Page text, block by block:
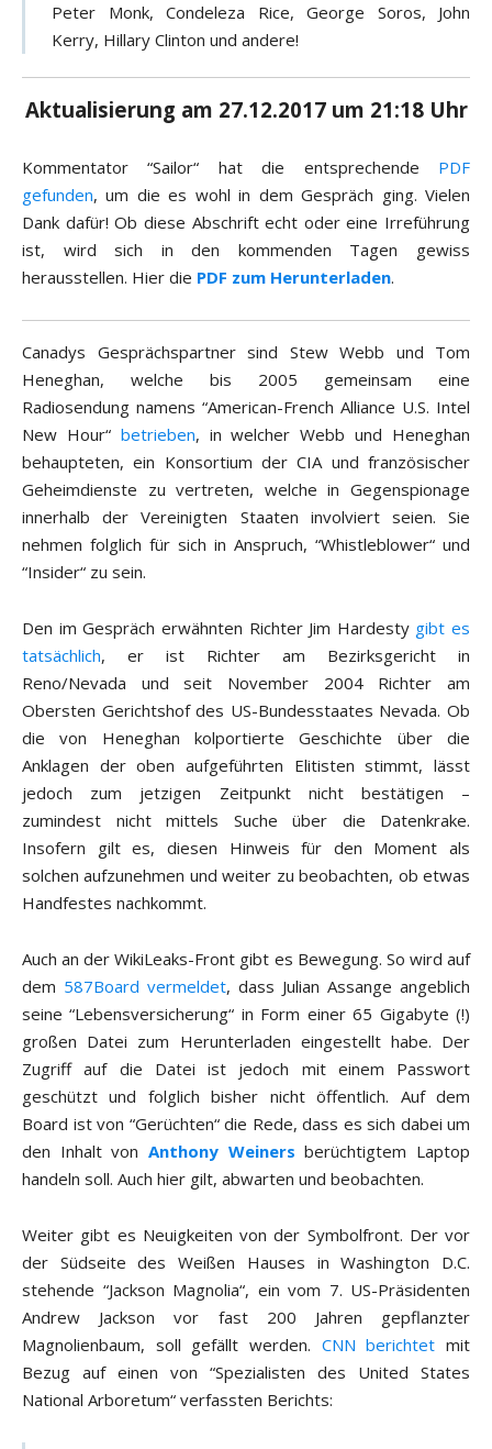
Peter Monk, Condeleza Rice, George Soros, John
Kerry, Hillary Clinton und andere!
Aktualisierung am 27.12.2017 um 21:18 Uhr
Kommentator “Sailor“ hat die entsprechende PDF
gefunden, um die es wohl in dem Gespräch ging. Vielen
Dank dafür! Ob diese Abschrift echt oder eine Irreführung
ist, wird sich in den kommenden Tagen gewiss
herausstellen. Hier die PDF zum Herunterladen.
Canadys Gesprächspartner sind Stew Webb und Tom
Heneghan, welche bis 2005 gemeinsam eine
Radiosendung namens “American-French Alliance U.S. Intel
New Hour“ betrieben, in welcher Webb und Heneghan
behaupteten, ein Konsortium der CIA und französischer
Geheimdienste zu vertreten, welche in Gegenspionage
innerhalb der Vereinigten Staaten involviert seien. Sie
nehmen folglich für sich in Anspruch, “Whistleblower“ und
“Insider“ zu sein.
Den im Gespräch erwähnten Richter Jim Hardesty gibt es
tatsächlich, er ist Richter am Bezirksgericht in
Reno/Nevada und seit November 2004 Richter am
Obersten Gerichtshof des US-Bundesstaates Nevada. Ob
die von Heneghan kolportierte Geschichte über die
Anklagen der oben aufgeführten Elitisten stimmt, lässt
jedoch zum jetzigen Zeitpunkt nicht bestätigen –
zumindest nicht mittels Suche über die Datenkrake.
Insofern gilt es, diesen Hinweis für den Moment als
solchen aufzunehmen und weiter zu beobachten, ob etwas
Handfestes nachkommt.
Auch an der WikiLeaks-Front gibt es Bewegung. So wird auf
dem 587Board vermeldet, dass Julian Assange angeblich
seine “Lebensversicherung“ in Form einer 65 Gigabyte (!)
großen Datei zum Herunterladen eingestellt habe. Der
Zugriff auf die Datei ist jedoch mit einem Passwort
geschützt und folglich bisher nicht öffentlich. Auf dem
Board ist von “Gerüchten“ die Rede, dass es sich dabei um
den Inhalt von Anthony Weiners berüchtigtem Laptop
handeln soll. Auch hier gilt, abwarten und beobachten.
Weiter gibt es Neuigkeiten von der Symbolfront. Der vor
der Südseite des Weißen Hauses in Washington D.C.
stehende “Jackson Magnolia“, ein vom 7. US-Präsidenten
Andrew Jackson vor fast 200 Jahren gepflanzter
Magnolienbaum, soll gefällt werden. CNN berichtet mit
Bezug auf einen von “Spezialisten des United States
National Arboretum“ verfassten Berichts: